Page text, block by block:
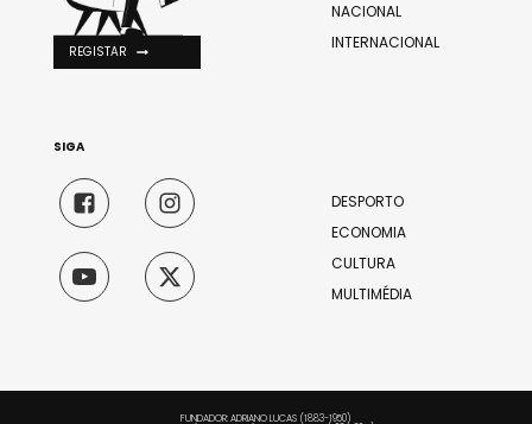
NACIONAL
INTERNACIONAL
DESPORTO
ECONOMIA
CULTURA
MULTIMÉDIA
REGISTAR
SIGA
FUNDADOR: ADRIANO LUCAS (1883-1950)